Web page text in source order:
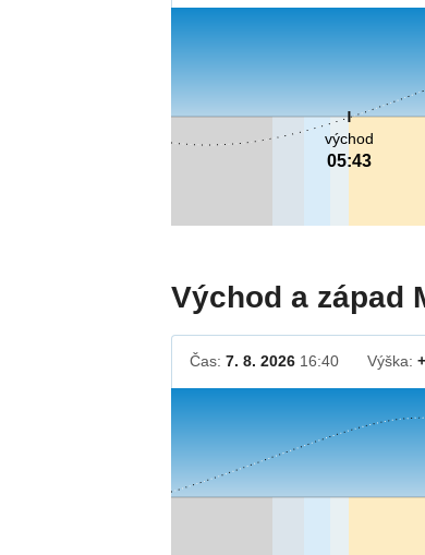
východ
05:43
Východ a západ
Čas:7. 8. 2026 16:40 Výška: